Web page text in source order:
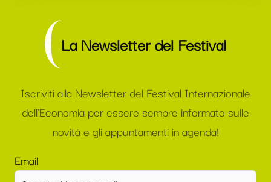
La Newsletter del Festival
Iscriviti alla Newsletter del Festival Internazionale
dell’Economia per essere sempre informato sulle
novità e gli appuntamenti in agenda!
Email